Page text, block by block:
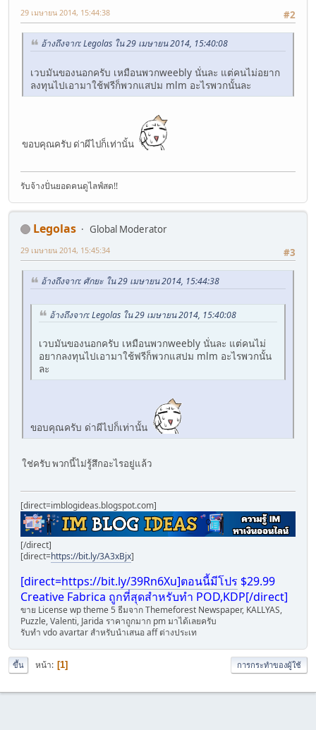
#2
29 เมษายน 2014, 15:44:38
อ้างถึงจาก: Legolas ใน 29 เมษายน 2014, 15:40:08
เวบมันของนอกครับ เหมือนพวกweebly นั่นละ แต่คนไม่อยาก
ลงทุนไปเอามาใช้ฟรีก็พวกแสปม mlm อะไรพวกนั้นละ
ขอบคุณครับ ด่าผีไปก็เท่านั้น
รับจ้างปั่นยอดคนดูไลฟ์สด!!
Legolas
Global Moderator
#3
29 เมษายน 2014, 15:45:34
อ้างถึงจาก: ศักยะ ใน 29 เมษายน 2014, 15:44:38
อ้างถึงจาก: Legolas ใน 29 เมษายน 2014, 15:40:08
เวบมันของนอกครับ เหมือนพวกweebly นั่นละ แต่คนไม่
อยากลงทุนไปเอามาใช้ฟรีก็พวกแสปม mlm อะไรพวกนั้น
ละ
ขอบคุณครับ ด่าผีไปก็เท่านั้น
ใช่ครับ พวกนี้ไม่รู้สึกอะไรอยู่แล้ว
[direct=imblogideas.blogspot.com]
[/direct]
[direct=https://bit.ly/3A3xBjx]
[direct=https://bit.ly/39Rn6Xu]ตอนนี้มีโปร $29.99
Creative Fabrica ถูกที่สุดสำหรับทำ POD,KDP[/direct]
ขาย License wp theme 5 ธีมจา่ก Themeforest Newspaper, KALLYAS,
Puzzle, Valenti, Jarida ราคาถูกมาก pm มาได้เลยครับ
รับทำ vdo avartar สำหรับนำเสนอ aff ต่างประเท
ขึ้น หน้า 1 การกระทำของผู้ใช้